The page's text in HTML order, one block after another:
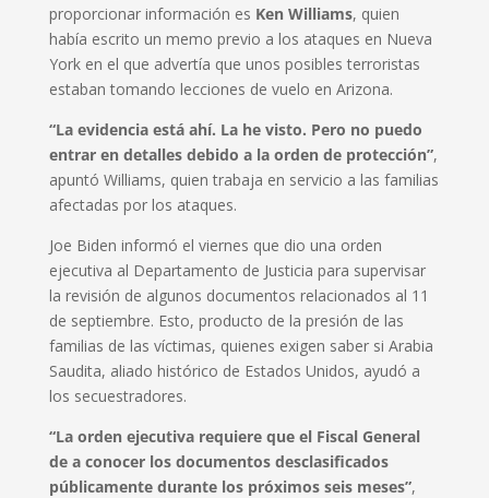
proporcionar información es Ken Williams, quien
había escrito un memo previo a los ataques en Nueva
York en el que advertía que unos posibles terroristas
estaban tomando lecciones de vuelo en Arizona.
“La evidencia está ahí. La he visto. Pero no puedo
entrar en detalles debido a la orden de protección”,
apuntó Williams, quien trabaja en servicio a las familias
afectadas por los ataques.
Joe Biden informó el viernes que dio una orden
ejecutiva al Departamento de Justicia para supervisar
la revisión de algunos documentos relacionados al 11
de septiembre. Esto, producto de la presión de las
familias de las víctimas, quienes exigen saber si Arabia
Saudita, aliado histórico de Estados Unidos, ayudó a
los secuestradores.
“La orden ejecutiva requiere que el Fiscal General
de a conocer los documentos desclasificados
públicamente durante los próximos seis meses”,